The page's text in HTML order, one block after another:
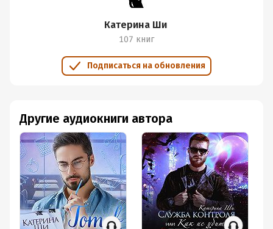
Катерина Ши
107 книг
Подписаться на обновления
Другие аудиокниги автора